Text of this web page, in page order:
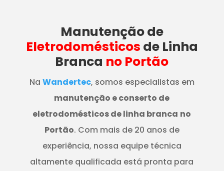
Manutençãode
Eletrodomésticos de Linha
Branca no Portão
Na Wandertec, somos especialistas em
manutenção e conserto de
eletrodomésticos de linha branca no
Portão. Com mais de 20 anos de
experiência, nossa equipe técnica
altamente qualificada está pronta para